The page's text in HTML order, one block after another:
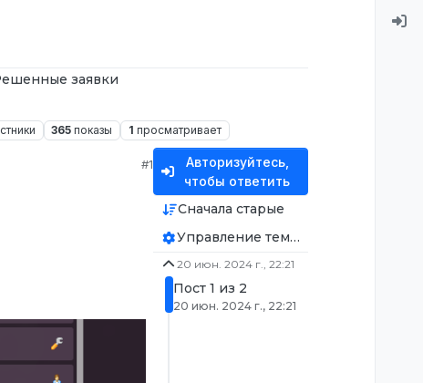
заявки
365 показы 1 просматривает
#1
Авторизуйтесь,
чтобы ответить
Сначала старые
Управление темой
20 июн. 2024 г., 22:21
Пост 1 из 2
20 июн. 2024 г., 22:21